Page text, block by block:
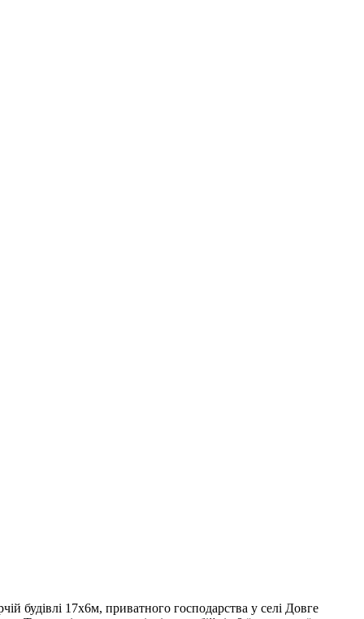
будівлі 17х6м, приватного господарства у селі Довге